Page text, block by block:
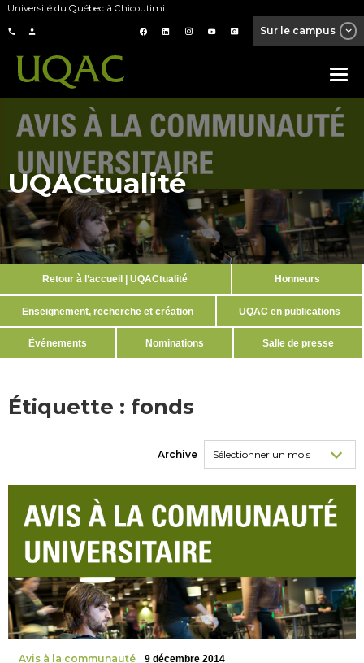
Université du Québec à Chicoutimi
Sur le campus
UQACtualité
Retour à l’accueil | UQACtualité Honneurs
Enseignement, recherche et création UQAC en publications
Événements Nominations Salle de presse
Étiquette : fonds
Archive
Avis à la communauté 9 décembre 2014